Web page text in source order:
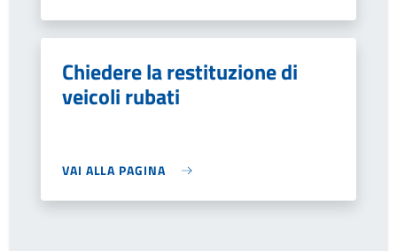
Chiedere la restituzione di
veicoli rubati
VAI ALLA PAGINA